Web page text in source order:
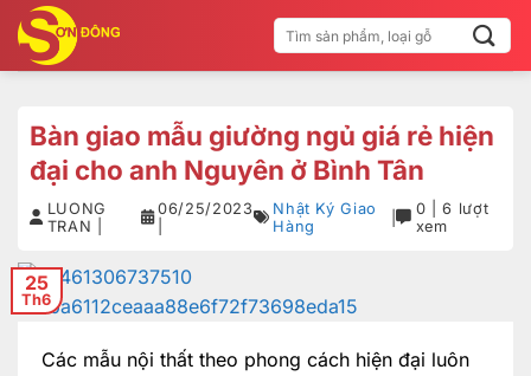
qua
nội
Tìm
kiếm:
Bàn giao mẫu giường ngủ giá rẻ hiện
đại cho anh Nguyên ở Bình Tân
LUONG
TRAN |
06/25/2023
Nhật Ký Giao
Hàng
|
0 | 6 lượt
xem
25
Th6
Các mẫu nội thất theo phong cách hiện đại luôn